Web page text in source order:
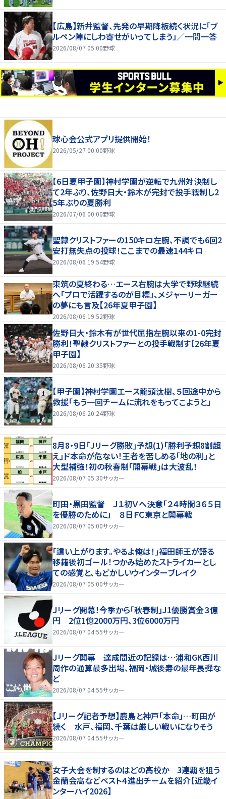
【広島】新井監督、先発の早期降板続く状況に「ブ
ルペン陣にしわ寄せがいってしまう」／一問一答
2026/08/07 05:00野球
球心会公式アプリ提供開始！
2026/05/27 00:00野球
【6日夏甲子園】神村学園が逆転で九州対決制し
て2年ぶり、佐野日大・鈴木が完封で投手戦制し2
5年ぶりの夏勝利
2026/07/06 00:00野球
聖隷クリストファーの150キロ左腕、不調でも6回2
安打無失点の投球！ここまでの最速144キロ
2026/08/06 19:54野球
東筑の夏終わる…エース右腕は大学で野球継続
へ「プロで活躍するのが目標」、メジャーリーガー
の夢にも言及【26年夏甲子園】
2026/08/06 19:52野球
佐野日大・鈴木有が世代屈指左腕以来の1-0完封
勝利！聖隷クリストファーとの投手戦制す【26年夏
甲子園】
2026/08/06 20:35野球
【甲子園】神村学園エース龍頭汰樹、５回途中から
救援「もう一回チームに流れをもってこようと」
2026/08/06 20:24野球
8月8・9日｢Jリーグ勝敗｣予想(1)｢勝利予想8割超
え｣ド本命が危ない！王者を苦しめる｢地の利｣と
大型補強！初の秋春制｢開幕戦｣は大波乱！
2026/08/07 05:30サッカー
町田・黒田監督 Ｊ１初Ｖへ決意「２４時間３６５日
を優勝のために」 ８日ＦＣ東京と開幕戦
2026/08/07 05:00サッカー
｢這い上がります。やるよ俺は！｣福田師王が語る
移籍後初ゴール！つかみ始めたストライカーとし
ての感覚と、もどかしいウインターブレイク
2026/08/07 05:00サッカー
Ｊリーグ開幕！今季から「秋春制」J1優勝賞金３億
円 2位1億2000万円、3位6000万円
2026/08/07 04:55サッカー
Ｊリーグ開幕 達成間近の記録は…浦和GK西川
周作の通算最多出場、福岡・城後寿の最年長弾な
ど
2026/08/07 04:55サッカー
【Ｊリーグ記者予想】鹿島と神戸「本命」…町田が
続く 水戸、福岡、千葉は厳しい戦いになりそう
2026/08/07 04:55サッカー
女子大会を制するのはどの高校か 3連覇を狙う
金蘭会高などベスト４進出チームを紹介【近畿イ
ンターハイ2026】